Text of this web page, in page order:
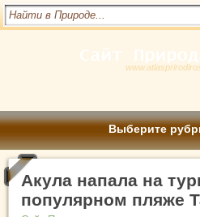
Выберите
Акула напала на
популярном пляже